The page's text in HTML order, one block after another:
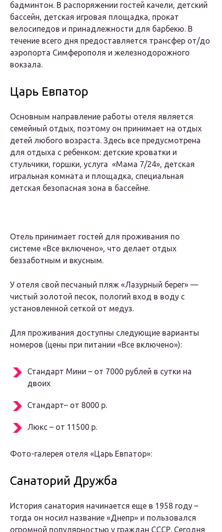
бадминтон. В распоряжении гостей качели, детский
бассейн, детская игровая площадка, прокат
велосипедов и принадлежности для барбекю. В
течение всего дня предоставляется трансфер от/до
аэропорта Симферополя и железнодорожного
вокзала.
Царь Евпатор
Основным направление работы отеля является
семейный отдых, поэтому он принимает на отдых
детей любого возраста. Здесь все предусмотрена
для отдыха с ребенком: детские кроватки и
стульчики, горшки, услуга «Мама 7/24», детская
игральная комната и площадка, специальная
детская безопасная зона в бассейне.
Отель принимает гостей для проживания по
системе «Все включено», что делает отдых
беззаботным и вкусным.
У отеля свой песчаный пляж «Лазурный берег» —
чистый золотой песок, пологий вход в воду с
установленной сеткой от медуз.
Для проживания доступны следующие варианты
номеров (цены при питании «Все включено»):
Стандарт Мини – от 7000 рублей в сутки на
двоих
Стандарт– от 8000 р.
Люкс – от 11500 р.
Фото-галерея отеля «Царь Евпатор»:
Санаторий Дружба
История санатория начинается еще в 1958 году –
тогда он носил название «Днепр» и пользовался
огромной популярностью у граждан СССР. Сегодня